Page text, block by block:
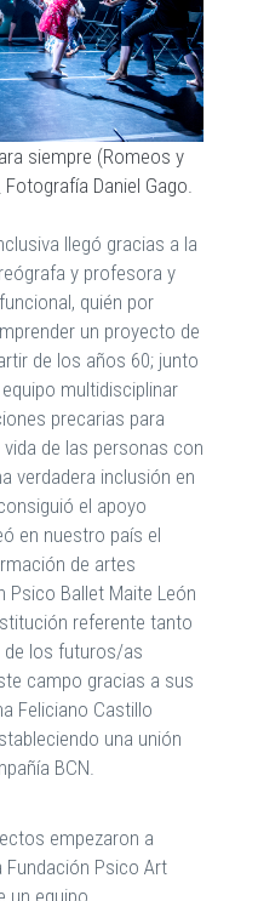
siempre (Romeos y
Daniel Gago.
llegó gracias a la
y profesora y
quién por
un proyecto de
de los años 60; junto
multidisciplinar
precarias para
de las personas con
verdadera inclusión en
el apoyo
en nuestro país el
de artes
Psico Ballet Maite León
referente tanto
los futuros/as
campo gracias a sus
Feliciano Castillo
una unión
BCN.
empezaron a
Psico Art